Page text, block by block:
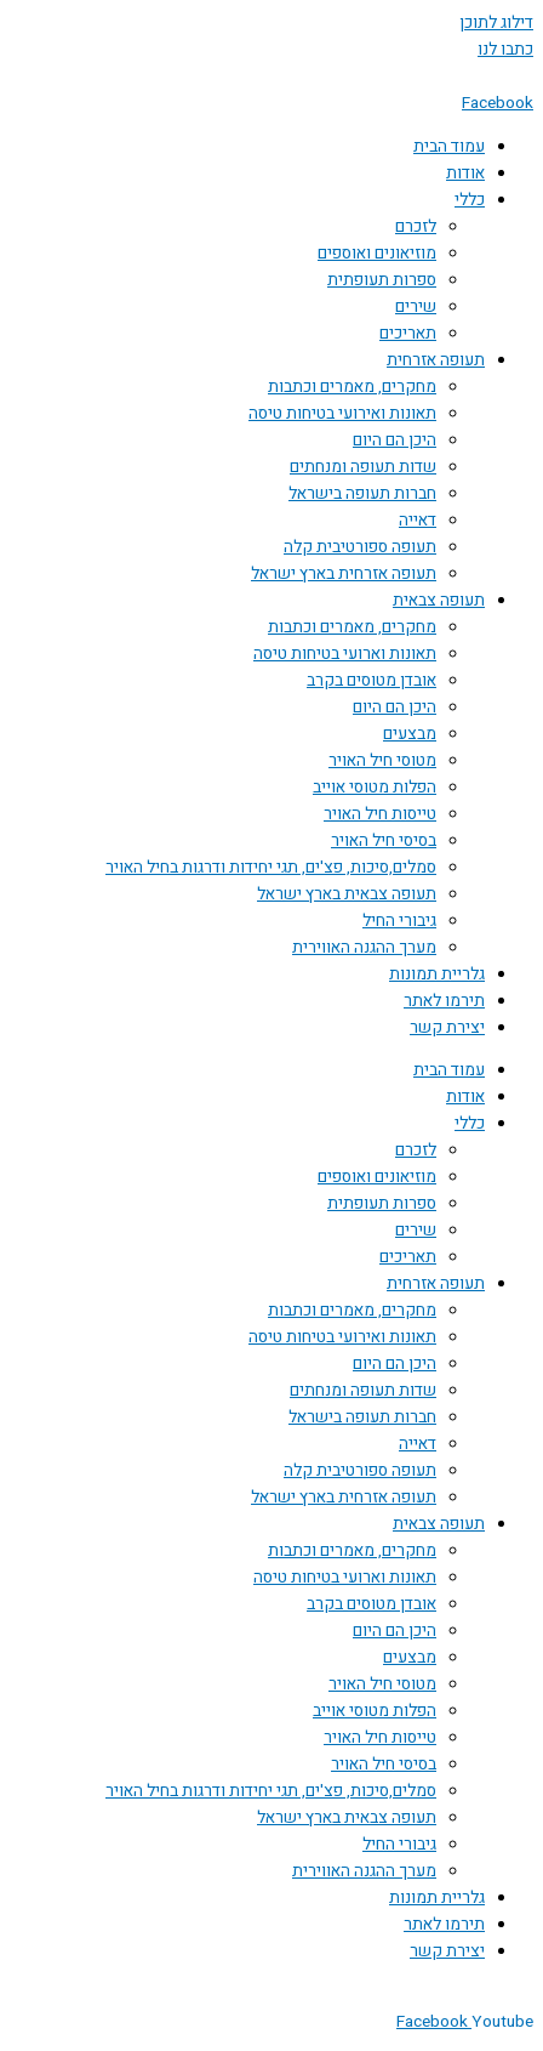
דילוג לתוכן
כתבו לנו
Facebook
עמוד הבית
אודות
כללי
לזכרם
מוזיאונים ואוספים
ספרות תעופתית
שירים
תאריכים
תעופה אזרחית
מחקרים, מאמרים וכתבות
תאונות ואירועי בטיחות טיסה
היכן הם היום
שדות תעופה ומנחתים
חברות תעופה בישראל
דאייה
תעופה ספורטיבית קלה
תעופה אזרחית בארץ ישראל
תעופה צבאית
מחקרים, מאמרים וכתבות
תאונות וארועי בטיחות טיסה
אובדן מטוסים בקרב
היכן הם היום
מבצעים
מטוסי חיל האויר
הפלות מטוסי אוייב
טייסות חיל האויר
בסיסי חיל האויר
סמלים,סיכות, פצ'ים, תגי יחידות ודרגות בחיל האויר
תעופה צבאית בארץ ישראל
גיבורי החיל
מערך ההגנה האווירית
גלריית תמונות
תירמו לאתר
יצירת קשר
עמוד הבית
אודות
כללי
לזכרם
מוזיאונים ואוספים
ספרות תעופתית
שירים
תאריכים
תעופה אזרחית
מחקרים, מאמרים וכתבות
תאונות ואירועי בטיחות טיסה
היכן הם היום
שדות תעופה ומנחתים
חברות תעופה בישראל
דאייה
תעופה ספורטיבית קלה
תעופה אזרחית בארץ ישראל
תעופה צבאית
מחקרים, מאמרים וכתבות
תאונות וארועי בטיחות טיסה
אובדן מטוסים בקרב
היכן הם היום
מבצעים
מטוסי חיל האויר
הפלות מטוסי אוייב
טייסות חיל האויר
בסיסי חיל האויר
סמלים,סיכות, פצ'ים, תגי יחידות ודרגות בחיל האויר
תעופה צבאית בארץ ישראל
גיבורי החיל
מערך ההגנה האווירית
גלריית תמונות
תירמו לאתר
יצירת קשר
FacebookYoutube